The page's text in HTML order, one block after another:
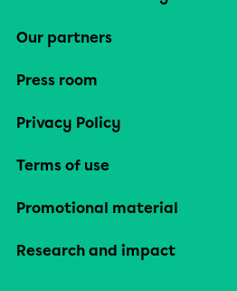
Our partners
Press room
Privacy Policy
Terms of use
Promotional material
Research and impact